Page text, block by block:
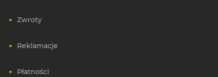
Zwroty
Reklamacje
Płatności